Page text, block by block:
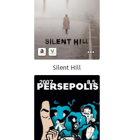
Silent Hill
8.5
2007